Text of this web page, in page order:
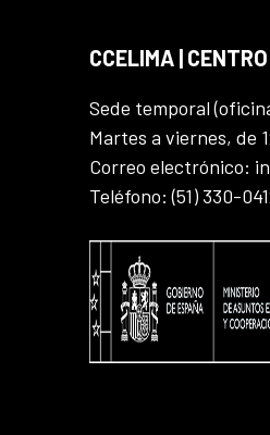
CCELIMA |
Sede temporal
Martes a viernes, de
Correo electrónico:
Teléfono: (51) 330-